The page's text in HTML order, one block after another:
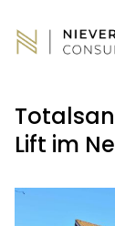
Inhalt
springen
Lift im